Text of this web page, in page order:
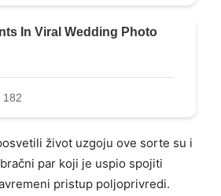
život uzgoju ove sorte su i
par koji je uspio spojiti
pristup poljoprivredi.